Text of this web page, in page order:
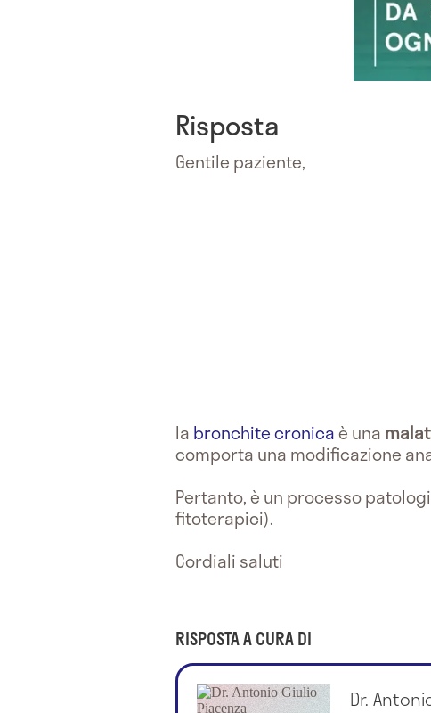
Risposta
Gentile paziente,
la bronchite cronicaè una
comporta una modificazione
Pertanto, è un processo
fitoterapici).
Cordiali saluti
RISPOSTA A CURA DI
Dr.